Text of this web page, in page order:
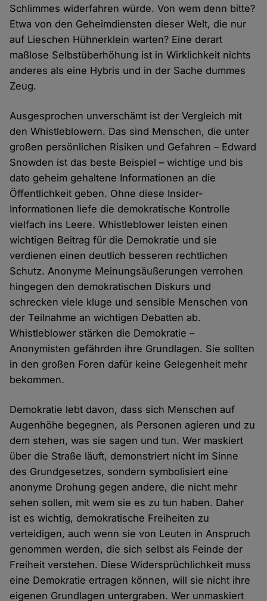
Schlimmes widerfahren würde. Von wem denn bitte?
Etwa von den Geheimdiensten dieser Welt, die nur
auf Lieschen Hühnerklein warten? Eine derart
maßlose Selbstüberhöhung ist in Wirklichkeit nichts
anderes als eine Hybris und in der Sache dummes
Zeug.
Ausgesprochen unverschämt ist der Vergleich mit
den Whistleblowern. Das sind Menschen, die unter
großen persönlichen Risiken und Gefahren – Edward
Snowden ist das beste Beispiel – wichtige und bis
dato geheim gehaltene Informationen an die
Öffentlichkeit geben. Ohne diese Insider-
Informationen liefe die demokratische Kontrolle
vielfach ins Leere. Whistleblower leisten einen
wichtigen Beitrag für die Demokratie und sie
verdienen einen deutlich besseren rechtlichen
Schutz. Anonyme Meinungsäußerungen verrohen
hingegen den demokratischen Diskurs und
schrecken viele kluge und sensible Menschen von
der Teilnahme an wichtigen Debatten ab.
Whistleblower stärken die Demokratie –
Anonymisten gefährden ihre Grundlagen. Sie sollten
in den großen Foren dafür keine Gelegenheit mehr
bekommen.
Demokratie lebt davon, dass sich Menschen auf
Augenhöhe begegnen, als Personen agieren und zu
dem stehen, was sie sagen und tun. Wer maskiert
über die Straße läuft, demonstriert nicht im Sinne
des Grundgesetzes, sondern symbolisiert eine
anonyme Drohung gegen andere, die nicht mehr
sehen sollen, mit wem sie es zu tun haben. Daher
ist es wichtig, demokratische Freiheiten zu
verteidigen, auch wenn sie von Leuten in Anspruch
genommen werden, die sich selbst als Feinde der
Freiheit verstehen. Diese Widersprüchlichkeit muss
eine Demokratie ertragen können, will sie nicht ihre
eigenen Grundlagen untergraben. Wer unmaskiert